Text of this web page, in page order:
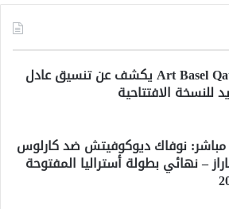
Art Basel Qatar يكشف عن تنسيق عادل
للنسخة الافتتاحية
نوفاك ديوكوفيتش ضد كارلوس
– نهائي بطولة أستراليا المفتوحة